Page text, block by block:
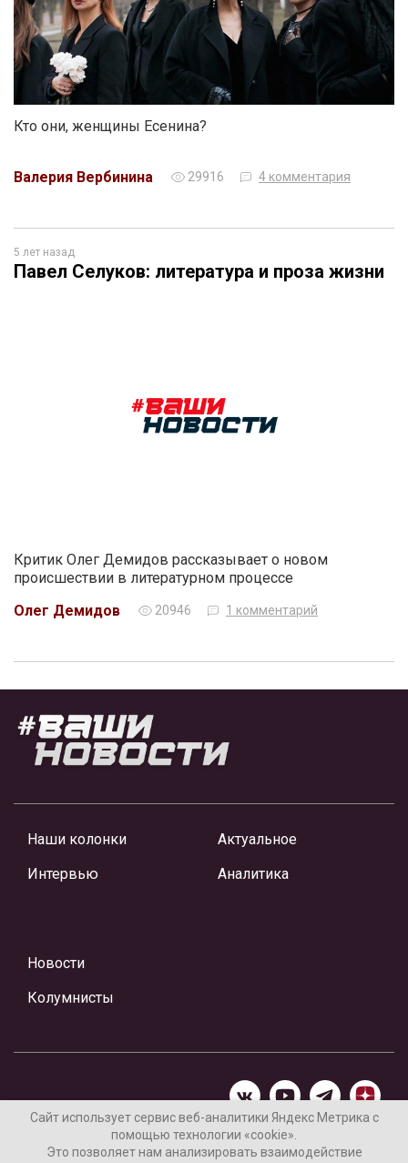
Кто они, женщины Есенина?
Валерия Вербинина 29916 4 комментария
5 лет назад
Павел Селуков: литература и проза жизни
Критик Олег Демидов рассказывает о новом
происшествии в литературном процессе
Олег Демидов
20946 1 комментарий
Наши колонки
Интервью
Актуальное
Аналитика
Новости
Колумнисты
Материалы предоставлены редакцией Интернет-газеты
«Ваши новости»
Сайт использует сервис веб-аналитики Яндекс Метрика с
помощью технологии «cookie».
Это позволяет нам анализировать взаимодействие